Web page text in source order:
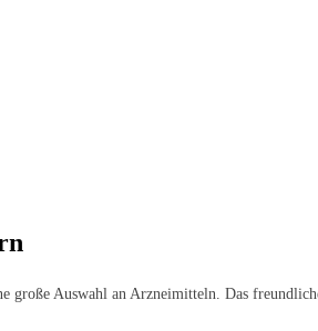
große Auswahl an Arzneimitteln. Das